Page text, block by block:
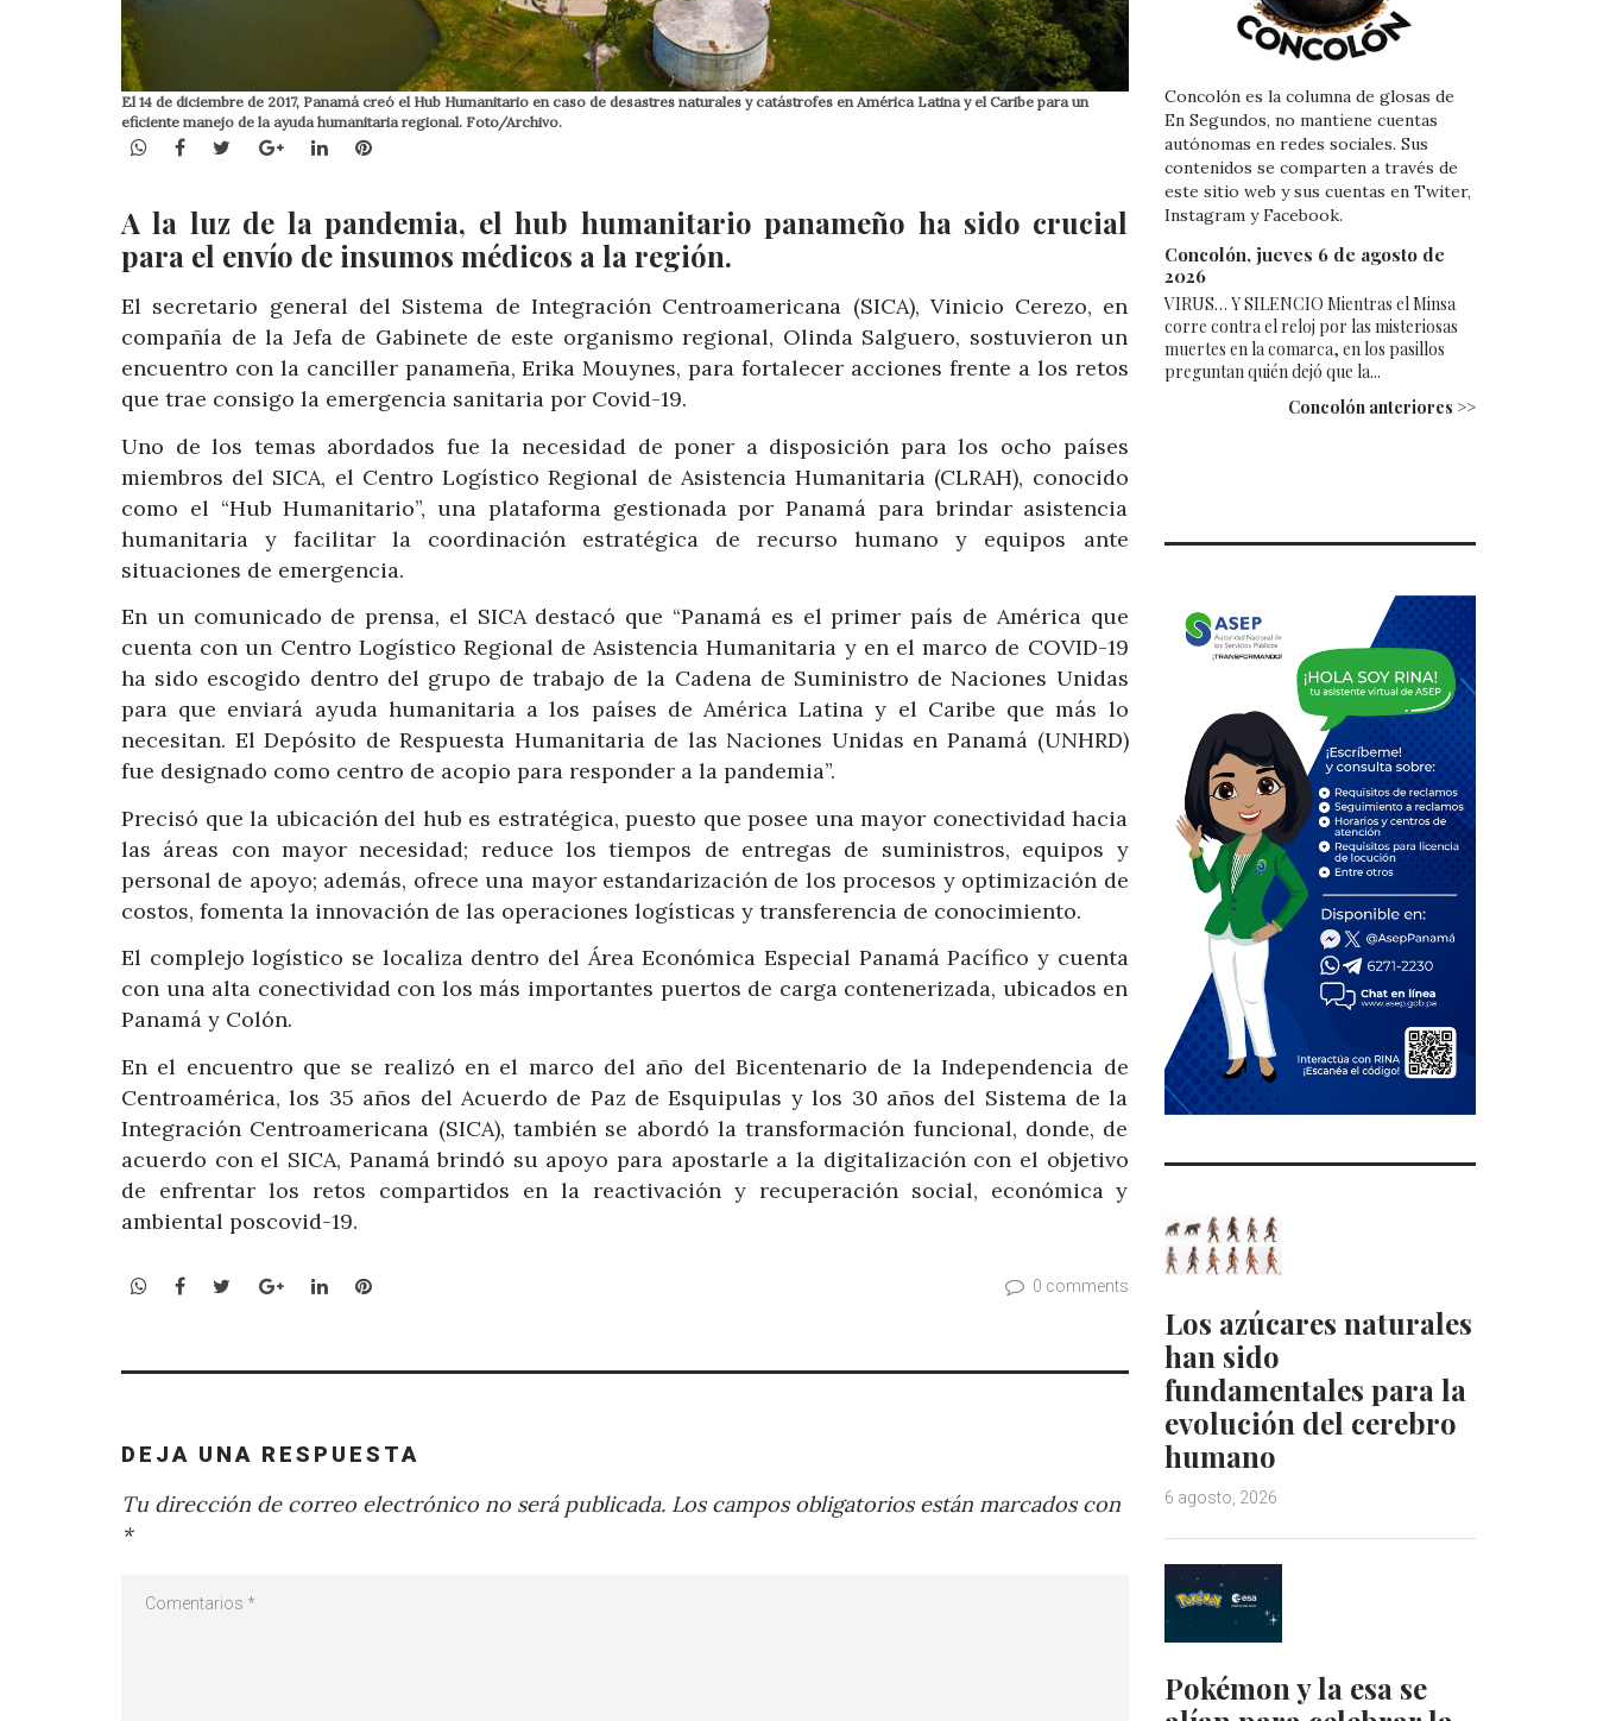
El 14 de diciembre de 2017, Panamá creó el Hub Humanitario en caso de desastres naturales y catástrofes en América Latina y el Caribe para un
eficiente manejo de la ayuda humanitaria regional. Foto/Archivo.
WhatsApp
Facebook
TwitterGoogle+LinkedInPinterest
A la luz de la pandemia, el hub humanitario panameño ha sido crucial
para el envío de insumos médicos a la región.
El secretario general del Sistema de Integración Centroamericana (SICA), Vinicio Cerezo, en
compañía de la Jefa de Gabinete de este organismo regional, Olinda Salguero, sostuvieron un
encuentro con la canciller panameña, Erika Mouynes, para fortalecer acciones frente a los retos
que trae consigo la emergencia sanitaria por Covid-19.
Uno de los temas abordados fue la necesidad de poner a disposición para los ocho países
miembros del SICA, el Centro Logístico Regional de Asistencia Humanitaria (CLRAH), conocido
como el “Hub Humanitario”, una plataforma gestionada por Panamá para brindar asistencia
humanitaria y facilitar la coordinación estratégica de recurso humano y equipos ante
situaciones de emergencia.
En un comunicado de prensa, el SICA destacó que “Panamá es el primer país de América que
cuenta con un Centro Logístico Regional de Asistencia Humanitaria y en el marco de COVID-19
ha sido escogido dentro del grupo de trabajo de la Cadena de Suministro de Naciones Unidas
para que enviará ayuda humanitaria a los países de América Latina y el Caribe que más lo
necesitan. El Depósito de Respuesta Humanitaria de las Naciones Unidas en Panamá (UNHRD)
fue designado como centro de acopio para responder a la pandemia”.
Precisó que la ubicación del hub es estratégica, puesto que posee una mayor conectividad hacia
las áreas con mayor necesidad; reduce los tiempos de entregas de suministros, equipos y
personal de apoyo; además, ofrece una mayor estandarización de los procesos y optimización de
costos, fomenta la innovación de las operaciones logísticas y transferencia de conocimiento.
El complejo logístico se localiza dentro del Área Económica Especial Panamá Pacífico y cuenta
con una alta conectividad con los más importantes puertos de carga contenerizada, ubicados en
Panamá y Colón.
En el encuentro que se realizó en el marco del año del Bicentenario de la Independencia de
Centroamérica, los 35 años del Acuerdo de Paz de Esquipulas y los 30 años del Sistema de la
Integración Centroamericana (SICA), también se abordó la transformación funcional, donde, de
acuerdo con el SICA, Panamá brindó su apoyo para apostarle a la digitalización con el objetivo
de enfrentar los retos compartidos en la reactivación y recuperación social, económica y
ambiental poscovid-19.
WhatsApp
Facebook
TwitterGoogle+LinkedInPinterest 0 comments
DEJA UNA RESPUESTA
Tu dirección de correo electrónico no será publicada. Los campos obligatorios están marcados con
*
Concolón es la columna de glosas de
En Segundos, no mantiene cuentas
autónomas en redes sociales. Sus
contenidos se comparten a través de
este sitio web y sus cuentas en Twiter,
Instagram y Facebook.
Concolón, jueves 6 de agosto de
2026
VIRUS… Y SILENCIO Mientras el Minsa
corre contra el reloj por las misteriosas
muertes en la comarca, en los pasillos
preguntan quién dejó que la...
Concolón anteriores >>
Los azúcares naturales
han sido
fundamentales para la
evolución del cerebro
humano
6 agosto, 2026
Pokémon y la esa se